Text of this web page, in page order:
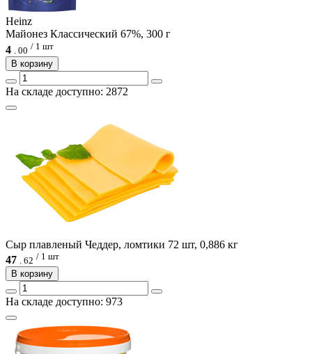
Heinz
Майонез Классический 67%, 300 г
4
00 / 1 шт
В корзину
На складе доступно: 2872
Сыр плавленый Чеддер, ломтики 72 шт, 0,886 кг
47 . 62 / 1 шт
В корзину
На складе доступно: 973